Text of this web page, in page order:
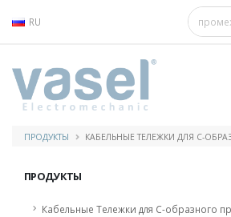
RU
ПРОДУКТЫ КАБЕЛЬНЫЕ ТЕЛЕЖКИ ДЛЯ С-
ПРОДУКТЫ
Кабельные Тележки для С-образного